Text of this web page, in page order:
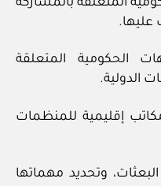
عليها.
الحكومية المتعلقة
الدولية.
إقليمية للمنظمات
وتحديد مهماتها